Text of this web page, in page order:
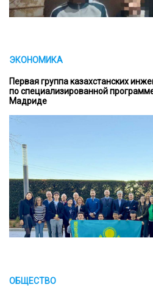
ЭКОНОМИКА
Первая группа казахстанских
по специализированной
Мадриде
ОБЩЕСТВО